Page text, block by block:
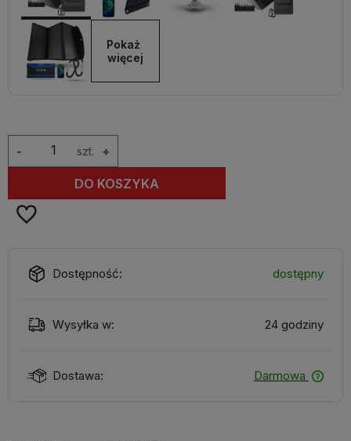
Pokaż
więcej
szt. +
-
DO KOSZYKA
Dostępność: dostępny
Wysyłka w: 24 godziny
Dostawa: Darmowa